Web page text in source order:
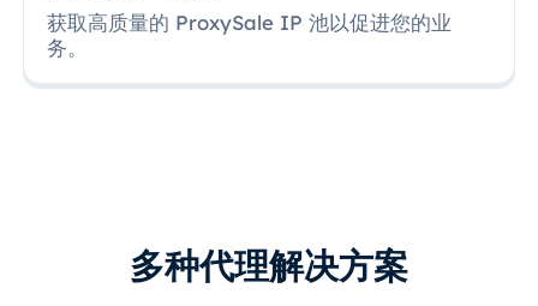
获取高质量的 ProxySale IP 池以促进您的业
务。
多种代理解决方案